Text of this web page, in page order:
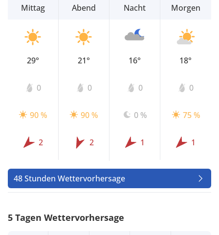
Mittag
29°
0
90 %
2
Abend
21°
0
90 %
2
Nacht
16°
0
0 %
1
Morgen
18°
0
75 %
1
48 Stunden Wettervorhersage
5 Tagen Wettervorhersage